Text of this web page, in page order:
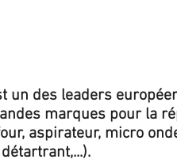
un des leaders
marques pour la
aspirateur, micro